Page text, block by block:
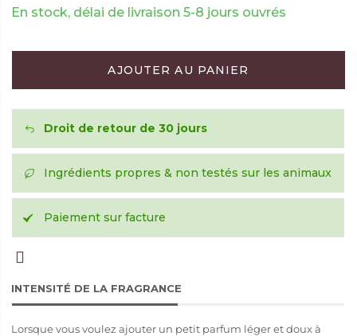
En stock, délai de livraison 5-8 jours ouvrés
AJOUTER AU PANIER
Droit de retour de 30 jours
Ingrédients propres & non testés sur les animaux
Paiement sur facture
INTENSITÉ DE LA FRAGRANCE
Lorsque vous voulez ajouter un petit parfum léger et doux à